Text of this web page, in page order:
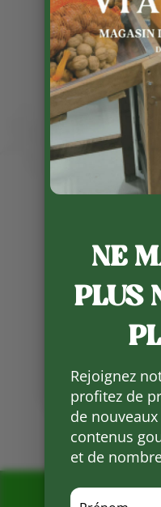
Publié le 21
Nos
une bonne
ce qui a
derniers
nous avions .
Partager
Facebook
Mots clés :
NE
PLUS
Rejoignez
profitez de
de
contenus
et de